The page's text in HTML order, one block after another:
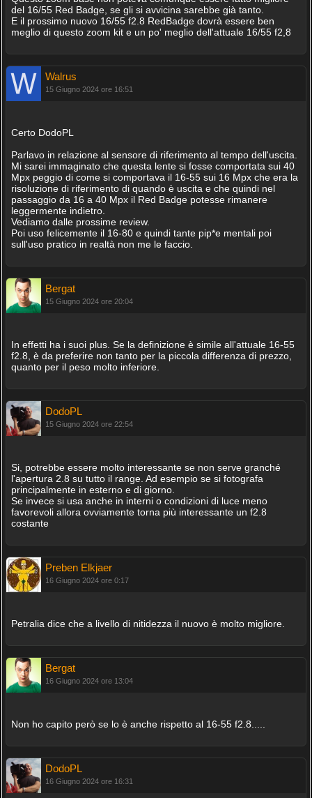
del 16/55 Red Badge, se gli si avvicina sarebbe già tanto.
E il prossimo nuovo 16/55 f2.8 RedBadge dovrà essere ben
meglio di questo zoom kit e un po' meglio dell'attuale 16/55 f2,8
Walrus
15 Giugno 2024 ore 16:51
Certo DodoPL
Parlavo in relazione al sensore di riferimento al tempo dell'uscita.
Mi sarei immaginato che questa lente si fosse comportata sui 40
Mpx peggio di come si comportava il 16-55 sui 16 Mpx che era la
risoluzione di riferimento di quando è uscita e che quindi nel
passaggio da 16 a 40 Mpx il Red Badge potesse rimanere
leggermente indietro.
Vediamo dalle prossime review.
Poi uso felicemente il 16-80 e quindi tante pip*e mentali poi
sull'uso pratico in realtà non me le faccio.
Bergat
15 Giugno 2024 ore 20:04
In effetti ha i suoi plus. Se la definizione è simile all'attuale 16-55
f2.8, è da preferire non tanto per la piccola differenza di prezzo,
quanto per il peso molto inferiore.
DodoPL
15 Giugno 2024 ore 22:54
Si, potrebbe essere molto interessante se non serve granché
l'apertura 2.8 su tutto il range. Ad esempio se si fotografa
principalmente in esterno e di giorno.
Se invece si usa anche in interni o condizioni di luce meno
favorevoli allora ovviamente torna più interessante un f2.8
costante
Preben Elkjaer
16 Giugno 2024 ore 0:17
Petralia dice che a livello di nitidezza il nuovo è molto migliore.
Bergat
16 Giugno 2024 ore 13:04
Non ho capito però se lo è anche rispetto al 16-55 f2.8.....
DodoPL
16 Giugno 2024 ore 16:31